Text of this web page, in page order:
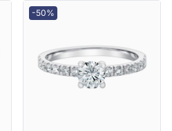
-50%